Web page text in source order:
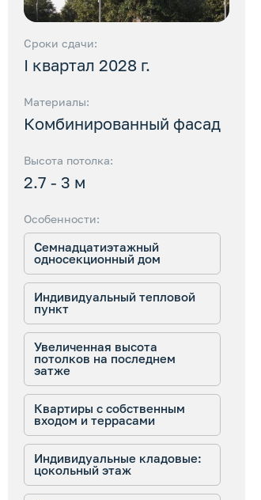
Сроки сдачи:
I квартал 2028 г.
Материалы:
Комбинированный фасад
Высота потолка:
2.7 - 3 м
Особенности:
Семнадцатиэтажный
односекционный дом
Индивидуальный тепловой
пункт
Увеличенная высота
потолков на последнем
эатже
Квартиры с собственным
входом и террасами
Индивидуальные кладовые:
цокольный этаж